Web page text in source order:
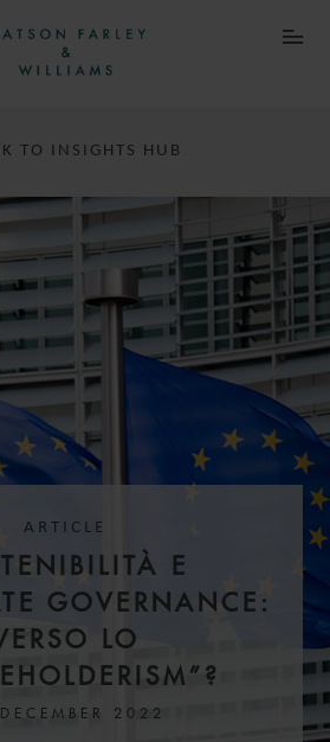
TO INSIGHTS HUB
ARTICLE
E
GOVERNANCE:
LO
2022